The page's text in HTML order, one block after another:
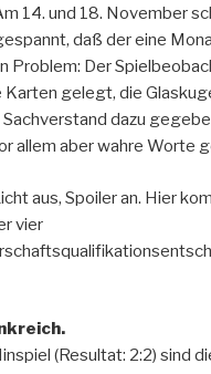
14. und 18. November
daß der eine
Problem: Der
Karten gelegt, die
dazu
allem aber wahre Worte
aus, Spoiler an. Hier
vier
(Resultat: 2:2) sind